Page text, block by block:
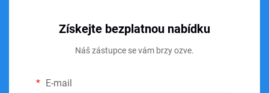
Získejte bezplatnou nabídku
Náš zástupce se vám brzy ozve.
E-mail